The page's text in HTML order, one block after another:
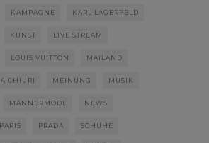
KAMPAGNE KARL LAGERFELD
KUNST LIVE STREAM
LOUIS VUITTON MAILAND
CHIURI MEINUNG MUSIK
MÄNNERMODE NEWS
PARIS PRADA SCHUHE